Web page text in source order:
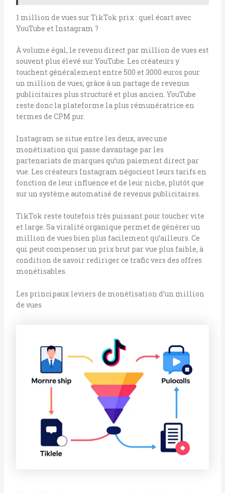
1 million de vues sur TikTok prix : quel écart avec
YouTube et Instagram ?
À volume égal, le revenu direct par million de vues est
souvent plus élevé sur YouTube. Les créateurs y
touchent généralement entre 500 et 3000 euros pour
un million de vues, grâce à un partage de revenus
publicitaires plus structuré et plus ancien. YouTube
reste donc la plateforme la plus rémunératrice en
termes de CPM pur.
Instagram se situe entre les deux, avec une
monétisation qui passe davantage par les
partenariats de marques qu’un paiement direct par
vue. Les créateurs Instagram négocient leurs tarifs en
fonction de leur influence et de leur niche, plutôt que
sur un système automatisé de revenus publicitaires.
TikTok reste toutefois très puissant pour toucher vite
et large. Sa viralité organique permet de générer un
million de vues bien plus facilement qu’ailleurs. Ce
qui peut compenser un prix brut par vue plus faible, à
condition de savoir rediriger ce trafic vers des offres
monétisables.
Les principaux leviers de monétisation d’un million
de vues